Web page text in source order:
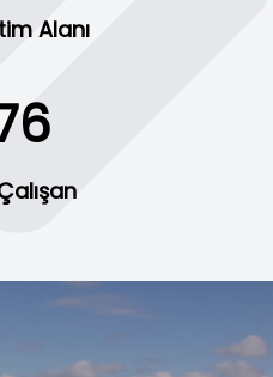
Alanı